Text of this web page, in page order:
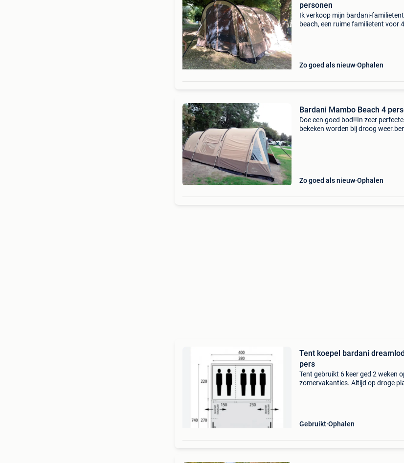
personen
Ik verkoop mijn bardani-
beach, een ruime familietent voor
Zo goed als nieuw Ophalen
Bardani Mambo Beach 4
Doe een goed bod!!In zeer
bekeken worden bij droog
Zo goed als nieuw Ophalen
Tent koepel bardani
pers
Tent gebruikt 6 keer ged 2 weken
zomervakanties. Altijd op droge
Gebruikt Ophalen